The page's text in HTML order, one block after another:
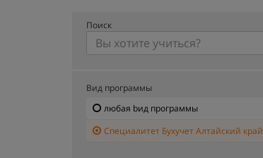
Поиск
Вид программы
любая bид программы
Специалитет Бухучет Алтайский край